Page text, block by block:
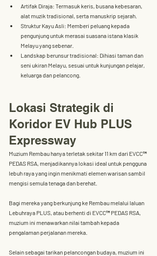
Artifak Diraja: Termasuk keris, busana kebesaran,
alat muzik tradisional, serta manuskrip sejarah.
Struktur Kayu Asli: Memberi peluang kepada
pengunjung untuk merasai suasana istana klasik
Melayu yang sebenar.
Landskap berunsur tradisional: Dihiasi taman dan
seni ukiran Melayu, sesuai untuk kunjungan pelajar,
keluarga dan pelancong.
Lokasi Strategik di
Koridor EV Hub PLUS
Expressway
Muzium Rembau hanya terletak sekitar 11 km dari EVCC™
PEDAS RSA, menjadikannya lokasi ideal untuk pengguna
lebuh raya yang ingin menikmati elemen warisan sambil
mengisi semula tenaga dan berehat.
Bagi mereka yang berkunjung ke Rembau melalui laluan
Lebuhraya PLUS, atau berhenti di EVCC™ PEDAS RSA,
muzium ini menawarkan nilai tambah kepada
pengalaman perjalanan mereka.
Selain sebagai tarikan pelancongan budaya, muzium ini